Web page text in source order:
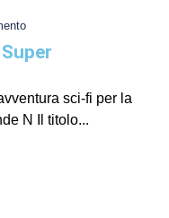
sci-fi per la
N Il titolo...